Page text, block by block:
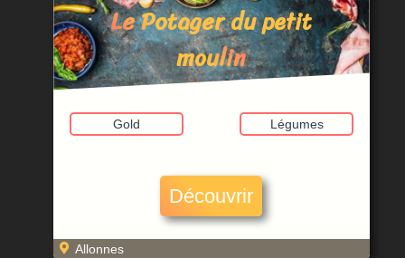
Le Potager du petit
moulin
Gold Légumes
Découvrir
Allonnes